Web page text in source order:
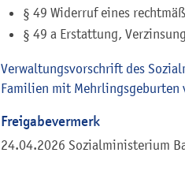
§ 49 Widerruf eines
§ 49 a Erstattung, Verzinsung
Verwaltungsvorschrift des
Familien mit
Freigabevermerk
24.04.2026 Sozialministerium